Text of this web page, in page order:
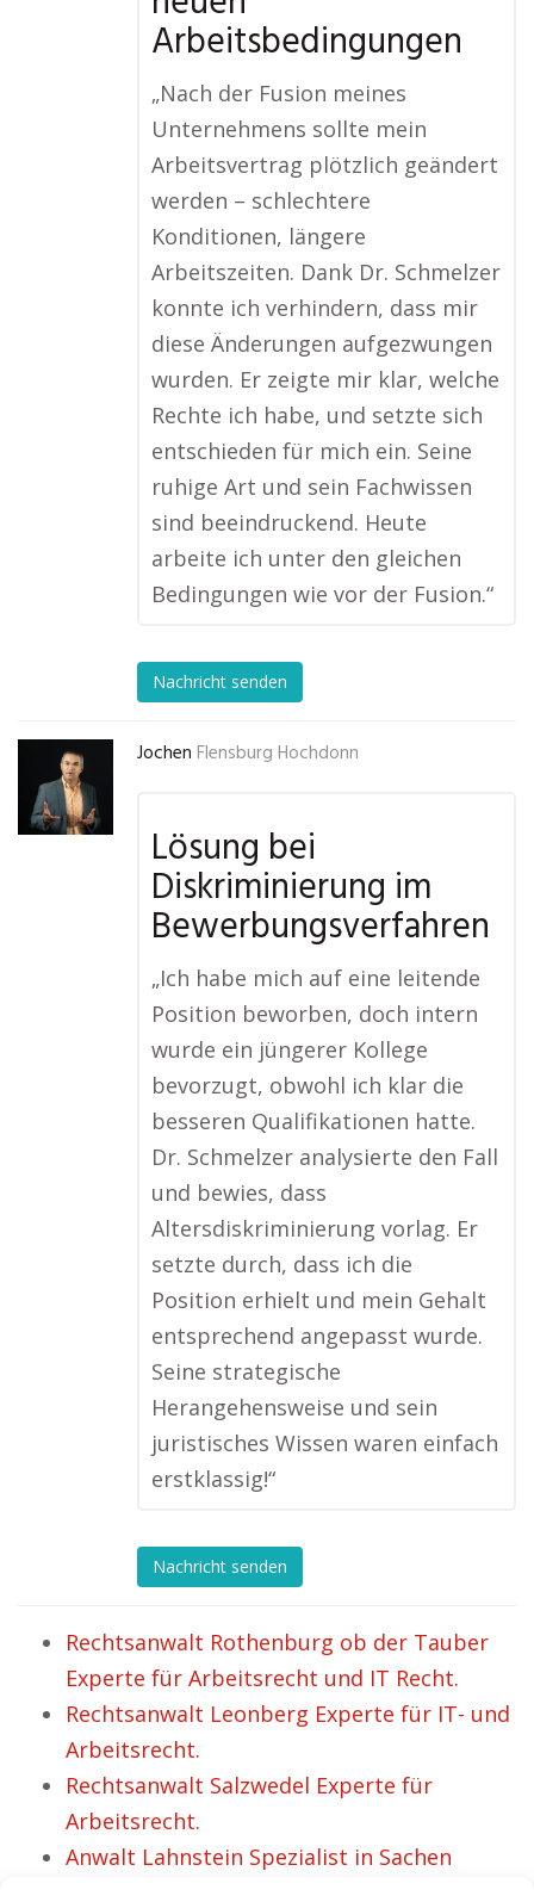
Arbeitsbedingungen
„Nach der Fusion meines
Unternehmens sollte mein
Arbeitsvertrag plötzlich geändert
werden – schlechtere
Konditionen, längere
Arbeitszeiten. Dank Dr. Schmelzer
konnte ich verhindern, dass mir
diese Änderungen aufgezwungen
wurden. Er zeigte mir klar, welche
Rechte ich habe, und setzte sich
entschieden für mich ein. Seine
ruhige Art und sein Fachwissen
sind beeindruckend. Heute
arbeite ich unter den gleichen
Bedingungen wie vor der Fusion.“
Nachricht senden
Jochen Flensburg Hochdonn
Lösung bei
Diskriminierung im
Bewerbungsverfahren
„Ich habe mich auf eine leitende
Position beworben, doch intern
wurde ein jüngerer Kollege
bevorzugt, obwohl ich klar die
besseren Qualifikationen hatte.
Dr. Schmelzer analysierte den Fall
und bewies, dass
Altersdiskriminierung vorlag. Er
setzte durch, dass ich die
Position erhielt und mein Gehalt
entsprechend angepasst wurde.
Seine strategische
Herangehensweise und sein
juristisches Wissen waren einfach
erstklassig!“
Nachricht senden
Rechtsanwalt Rothenburg ob der Tauber
Experte für Arbeitsrecht und IT Recht.
Rechtsanwalt Leonberg Experte für IT- und
Arbeitsrecht.
Rechtsanwalt Salzwedel Experte für
Arbeitsrecht.
Anwalt Lahnstein Spezialist in Sachen